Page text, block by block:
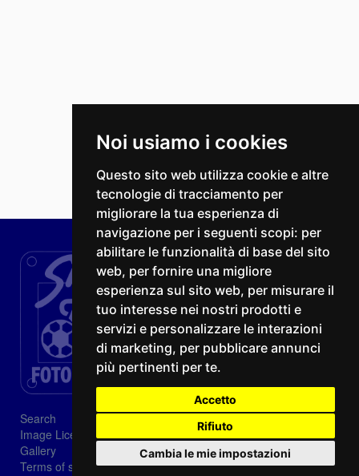
Noi usiamo i cookies
Questo sito web utilizza cookie e altre
tecnologie di tracciamento per
migliorare la tua esperienza di
navigazione per i seguenti scopi: per
abilitare le funzionalità di base del sito
web, per fornire una migliore
esperienza sul sito web, per misurare il
tuo interesse nei nostri prodotti e
servizi e personalizzare le interazioni
di marketing, per pubblicare annunci
più pertinenti per te.
Accetto
Rifiuto
Cambia le mie impostazioni
Search
Image Licenses
Gallery
Terms of sale